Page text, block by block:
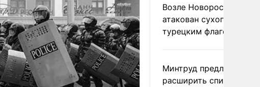
Возле Новороссийска
атакован сухогруз под
турецким флагом
Минтруд предложил
расширить список